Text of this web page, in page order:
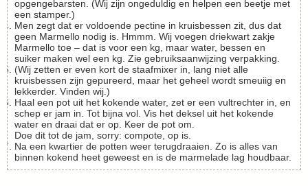
opgengebarsten. (Wij zijn ongeduldig en helpen een beetje met
een stamper.)
Men zegt dat er voldoende pectine in kruisbessen zit, dus dat
geen Marmello nodig is. Hmmm. Wij voegen driekwart zakje
Marmello toe – dat is voor een kg, maar water, bessen en
suiker maken wel een kg. Zie gebruiksaanwijzing verpakking.
(Wij zetten er even kort de staafmixer in, lang niet alle
kruisbessen zijn gepureerd, maar het geheel wordt smeuiig en
lekkerder. Vinden wij.)
Haal een pot uit het kokende water, zet er een vultrechter in, en
schep er jam in. Tot bijna vol. Vis het deksel uit het kokende
water en draai dat er op. Keer de pot om.
Doe dit tot de jam, sorry: compote, op is.
Na een kwartier de potten weer terugdraaien. Zo is alles van
binnen kokend heet geweest en is de marmelade lag houdbaar.